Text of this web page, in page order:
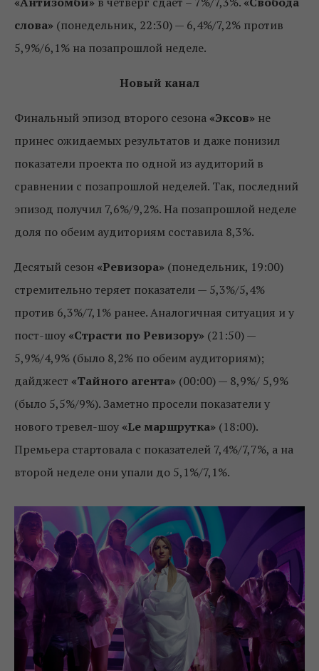
слова» (понедельник, 22:30) — 6,4%/7,2% против
5,9%/6,1% на позапрошлой неделе.
Новый канал
Финальный эпизод второго сезона «Эксов» не
принес ожидаемых результатов и даже понизил
показатели проекта по одной из аудиторий в
сравнении с позапрошлой неделей. Так, последний
эпизод получил 7,6%/9,2%. На позапрошлой неделе
доля по обеим аудиториям составила 8,3%.
Десятый сезон «Ревизора» (понедельник, 19:00)
стремительно теряет показатели — 5,3%/5,4%
против 6,3%/7,1% ранее. Аналогичная ситуация и у
пост-шоу «Страсти по Ревизору» (21:50) —
5,9%/4,9% (было 8,2% по обеим аудиториям);
дайджест «Тайного агента» (00:00) — 8,9%/ 5,9%
(было 5,5%/9%). Заметно просели показатели у
нового тревел-шоу «Le маршрутка» (18:00).
Премьера стартовала с показателей 7,4%/7,7%, а на
второй неделе они упали до 5,1%/7,1%.